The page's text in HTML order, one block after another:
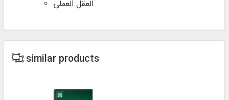
العقل العملی
similar products